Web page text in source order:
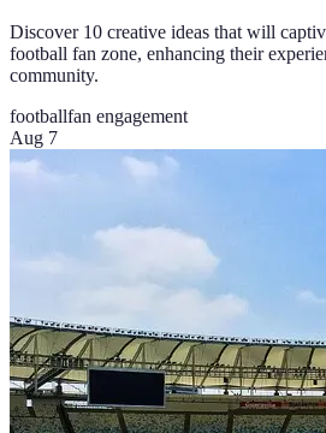
Discover 10 creative ideas that will
football fan zone, enhancing their
community.
footballfan engagement
Aug 7